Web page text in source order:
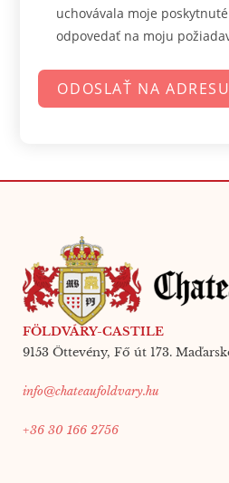
uchovávala moje
odpovedať na moju
ODOSLAŤ NA ADRESU
FÖLDVÁRY-CASTILE
9153 Öttevény, Fő út 173.
info@chateaufoldvary.hu
+36 30 166 2756